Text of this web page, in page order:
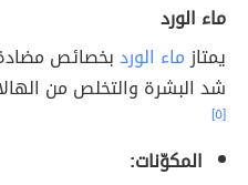
ماء الورد
يمتازماء الوردبخصائص
شد البشرة والتخلص من
[٥]
المكوّنات: